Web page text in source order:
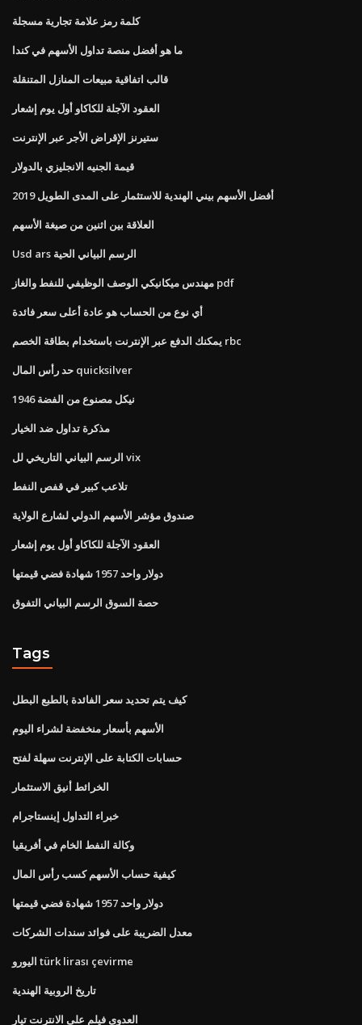
كلمة رمز علامة تجارية مسجلة
ما هو أفضل منصة تداول الأسهم في كندا
قالب اتفاقية مبيعات المنازل المتنقلة
العقود الآجلة للكاكاو أول يوم إشعار
ستيرنز الإقراض الأجر عبر الإنترنت
قيمة الجنيه الانجليزي بالدولار
أفضل الأسهم بيني الهندية للاستثمار على المدى الطويل 2019
العلاقة بين اثنين من صيغة الأسهم
Usd ars الرسم البياني الحية
مهندس ميكانيكي الوصف الوظيفي للنفط والغاز pdf
أي نوع من الحساب هو عادة أعلى سعر فائدة
يمكنك الدفع عبر الإنترنت باستخدام بطاقة الخصم rbc
حد رأس المال quicksilver
1946 نيكل مصنوع من الفضة
مذكرة تداول ضد الخيار
الرسم البياني التاريخي لل vix
تلاعب كبير في قفص النفط
صندوق مؤشر الأسهم الدولي لشارع الولاية
العقود الآجلة للكاكاو أول يوم إشعار
دولار واحد 1957 شهادة فضي قيمتها
حصة السوق الرسم البياني التفوق
Tags
كيف يتم تحديد سعر الفائدة بالطبع البطل
الأسهم بأسعار منخفضة لشراء اليوم
حسابات الكتابة على الإنترنت سهلة لفتح
الخرائط أنيق الاستثمار
خبراء التداول إينستاجرام
وكالة النفط الخام في أفريقيا
كيفية حساب الأسهم كسب رأس المال
دولار واحد 1957 شهادة فضي قيمتها
معدل الضريبة على فوائد سندات الشركات
اليورو türk lirası çevirme
تاريخ الروبية الهندية
العدوى فيلم على الانترنت تيار